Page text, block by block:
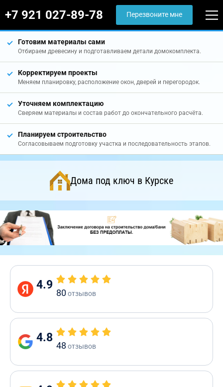
+7 921 027-89-78 Перезвоните мне
Готовим материалы сами
Отбираем древесину и подготавливаем детали домокомплекта.
Корректируем проекты
Меняем планировку, расположение окон, дверей и перегородок.
Уточняем комплектацию
Сверяем материалы и состав работ до окончательного расчёта.
Планируем строительство
Согласовываем подготовку участка и последовательность этапов.
Дома под ключ в Курске
4.9
80отзывов
4.8
48 отзывов